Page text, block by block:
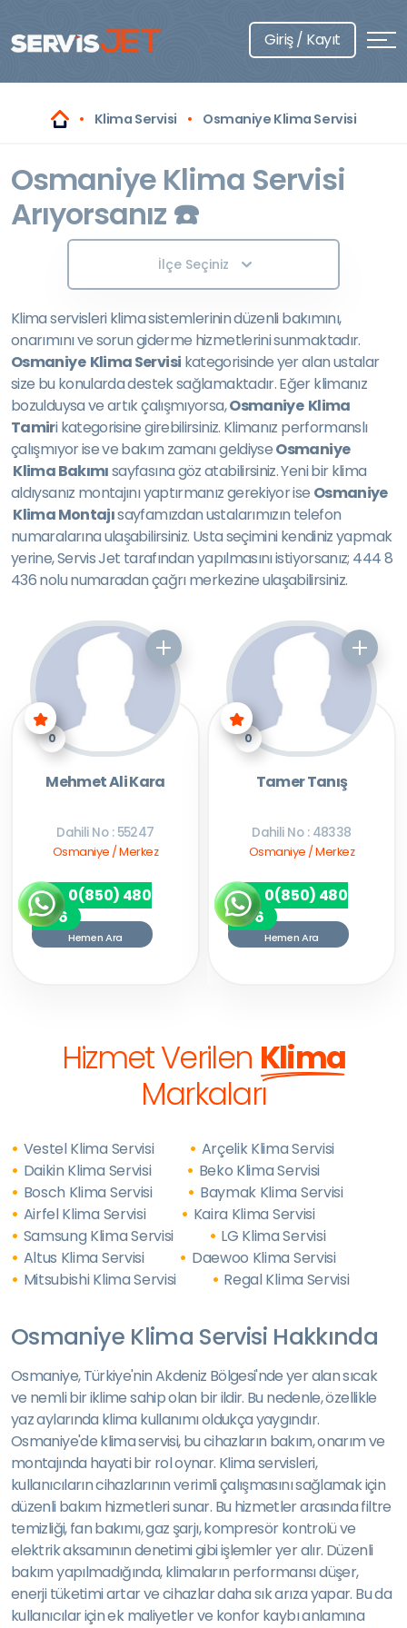
Giriş / Kayıt
Klima Servisi Osmaniye Klima Servisi
Osmaniye Klima Servisi
Arıyorsanız ☎️
İlçe Seçiniz
Klima servisleri klima sistemlerinin düzenli bakımını,
onarımını ve sorun giderme hizmetlerini sunmaktadır.
Osmaniye Klima Servisi kategorisinde yer alan ustalar
size bu konularda destek sağlamaktadır. Eğer klimanız
bozulduysa ve artık çalışmıyorsa,Osmaniye Klima
Tamiri kategorisine girebilirsiniz. Klimanız performanslı
çalışmıyor ise ve bakım zamanı geldiyseOsmaniye
Klima Bakımısayfasına göz atabilirsiniz. Yeni bir klima
aldıysanız montajını yaptırmanız gerekiyor ise Osmaniye
Klima Montajısayfamızdan ustalarımızın telefon
numaralarına ulaşabilirsiniz. Usta seçimini kendiniz yapmak
yerine, Servis Jet tarafından yapılmasını istiyorsanız; 444 8
436 nolu numaradan çağrı merkezine ulaşabilirsiniz.
0
Mehmet Ali Kara
Dahili No : 55247
Osmaniye / Merkez
0(850) 480
7256
Hemen Ara
0
Tamer Tanış
Dahili No : 48338
Osmaniye / Merkez
0(850) 480
7256
Hemen Ara
Hizmet Verilen Klima
Markaları
Vestel Klima Servisi
Arçelik Klima Servisi
Daikin Klima Servisi
Beko Klima Servisi
Bosch Klima Servisi
Baymak Klima Servisi
Airfel Klima Servisi
Kaira Klima Servisi
Samsung Klima Servisi
LG Klima Servisi
Altus Klima Servisi
Daewoo Klima Servisi
Mitsubishi Klima Servisi
Regal Klima Servisi
Osmaniye Klima Servisi Hakkında
Osmaniye, Türkiye'nin Akdeniz Bölgesi'nde yer alan sıcak
ve nemli bir iklime sahip olan bir ildir. Bu nedenle, özellikle
yaz aylarında klima kullanımı oldukça yaygındır.
Osmaniye'de klima servisi, bu cihazların bakım, onarım ve
montajında hayati bir rol oynar. Klima servisleri,
kullanıcıların cihazlarının verimli çalışmasını sağlamak için
düzenli bakım hizmetleri sunar. Bu hizmetler arasında filtre
temizliği, fan bakımı, gaz şarjı, kompresör kontrolü ve
elektrik aksamının denetimi gibi işlemler yer alır. Düzenli
bakım yapılmadığında, klimaların performansı düşer,
enerji tüketimi artar ve cihazlar daha sık arıza yapar. Bu da
kullanıcılar için ek maliyetler ve konfor kaybı anlamına